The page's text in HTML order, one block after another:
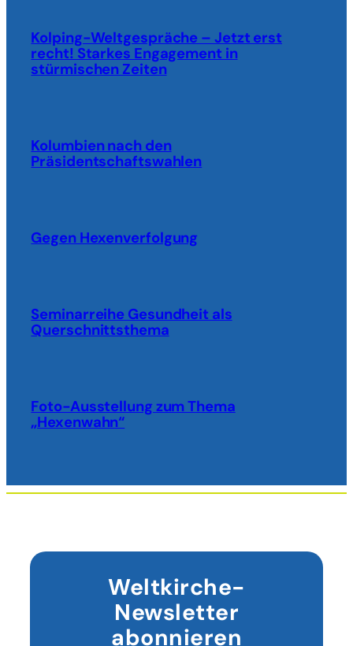
Kolping-Weltgespräche – Jetzt erst
recht! Starkes Engagement in
stürmischen Zeiten
Kolumbien nach den
Präsidentschaftswahlen
Gegen Hexenverfolgung
Seminarreihe Gesundheit als
Querschnittsthema
Foto-Ausstellung zum Thema
„Hexenwahn“
Weltkirche-
Newsletter
abonnieren